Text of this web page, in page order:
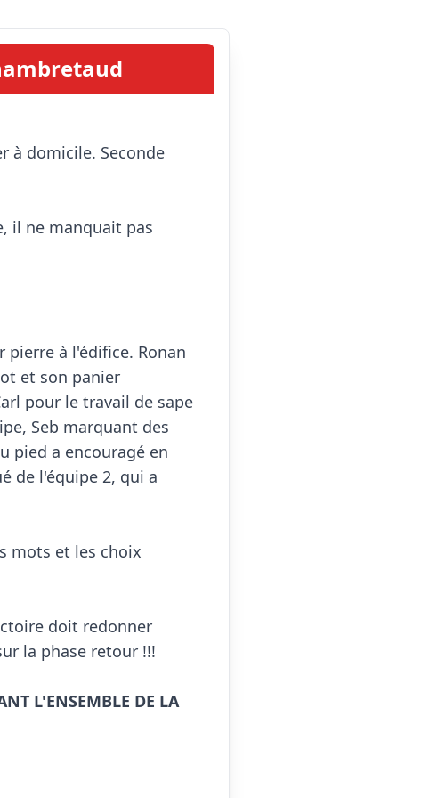
il ne manquait pas
pierre à l'édifice. Ronan
et son panier
pour le travail de sape
Seb marquant des
pied a encouragé en
de l'équipe 2, qui a
mots et les choix
doit redonner
la phase retour !!!
L'ENSEMBLE DE LA